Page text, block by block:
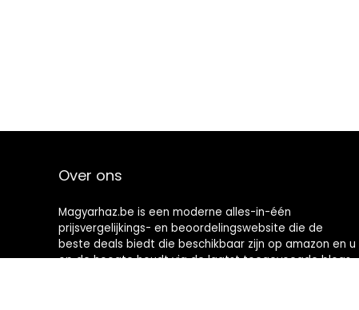
Over ons
Magyarhaz.be is een moderne alles-in-één
prijsvergelijkings- en beoordelingswebsite die de
beste deals biedt die beschikbaar zijn op amazon en u
op de hoogte houdt via de laatst toegevoegde blogs.